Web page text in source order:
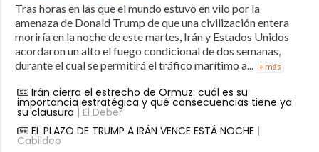
Tras horas en las que el mundo estuvo en vilo por la
amenaza de Donald Trump de que una civilización entera
moriría en la noche de este martes, Irán y Estados Unidos
acordaron un alto el fuego condicional de dos semanas,
durante el cual se permitirá el tráfico marítimo a...
+ más
Irán cierra el estrecho de Ormuz: cuál es su
importancia estratégica y qué consecuencias tiene ya
su clausura | El Deber
EL PLAZO DE TRUMP A IRÁN VENCE ESTÁ NOCHE |
Cabildeo